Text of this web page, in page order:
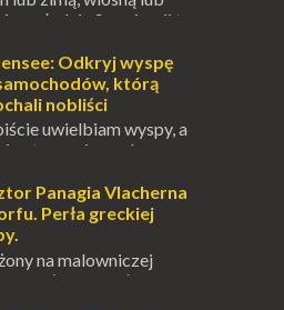
południe Szwajcarii to
podróż do
Odkryj wyspę
którą
nobliści
uwielbiam wyspy, a
otoczenia wodą
To zawsze brzmi jak
Panagia Vlacherna
Perła greckiej
na malowniczej
tuż obok półwyspu